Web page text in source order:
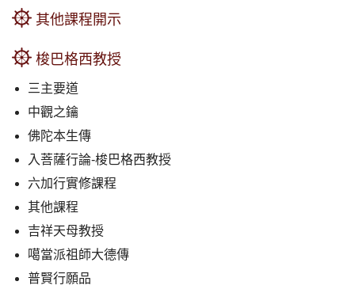
其他課程開示
梭巴格西教授
三主要道
中觀之鑰
佛陀本生傳
入菩薩行論-梭巴格西教授
六加行實修課程
其他課程
吉祥天母教授
噶當派祖師大德傳
普賢行願品